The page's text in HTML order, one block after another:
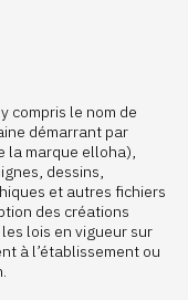
compris le nom de
démarrant par
la marque elloha),
dessins,
et autres fichiers
des créations
lois en vigueur sur
à l’établissement ou